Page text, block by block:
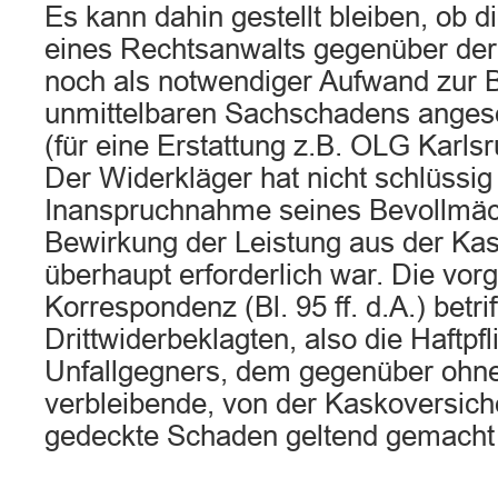
Es kann dahin gestellt bleiben, ob
eines Rechtsanwalts gegenüber
noch als notwendiger Aufwand zur
unmittelbaren Sachschadens
(für eine Erstattung z.B. OLG
Der Widerkläger hat nicht
Inanspruchnahme seines
Bewirkung der Leistung aus der
überhaupt erforderlich war. Die
Korrespondenz (Bl. 95 ff. d.A.)
Drittwiderbeklagten, also die
Unfallgegners, dem gegenüber
verbleibende, von der
gedeckte Schaden geltend